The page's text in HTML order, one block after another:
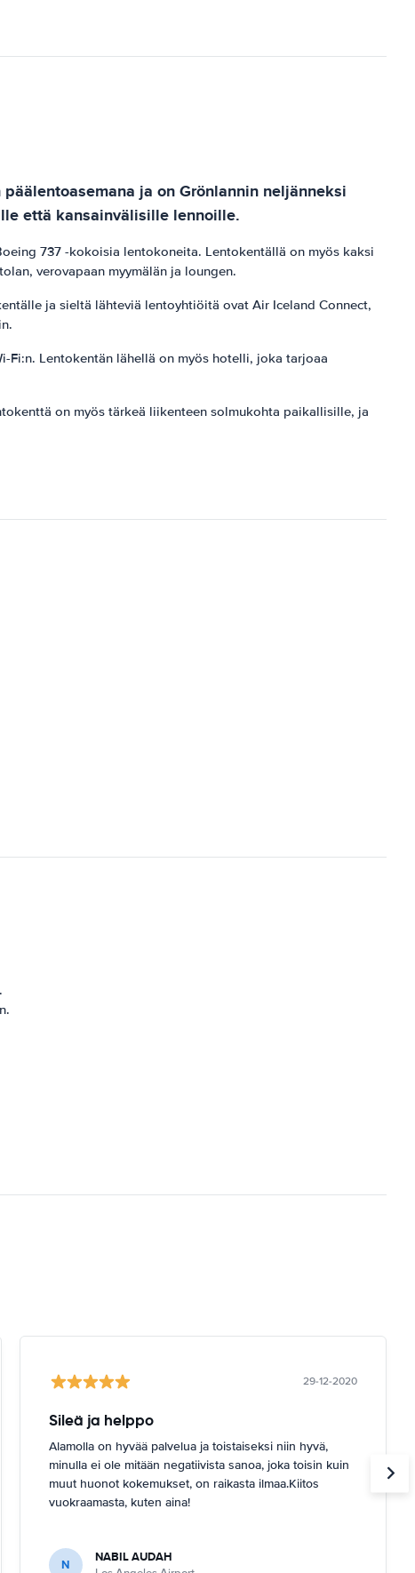
ja on Grönlannin neljänneksi
että kansainvälisille lennoille.
737 -kokoisia lentokoneita. Lentokentällä on myös kaksi
verovapaan myymälän ja loungen.
ja sieltä lähteviä lentoyhtiöitä ovat Air Iceland Connect,
Lentokentän lähellä on myös hotelli, joka tarjoaa
on myös tärkeä liikenteen solmukohta paikallisille, ja
29-12-2020
Sileä ja helppo
Alamolla on hyvää palvelua ja toistaiseksi niin hyvä,
minulla ei ole mitään negatiivista sanoa, joka toisin kuin
muut huonot kokemukset, on raikasta ilmaa.Kiitos
vuokraamasta, kuten aina!
N NABIL AUDAH